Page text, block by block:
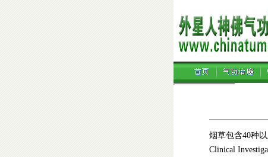
烟草包含40种
Clinical